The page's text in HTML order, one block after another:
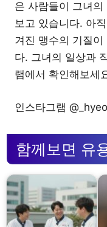
은 사람들이 그녀
보고 있습니다. 아
겨진 맹수의 기질
다. 그녀의 일상과
램에서 확인해보세
인스타그램
함께보면 유